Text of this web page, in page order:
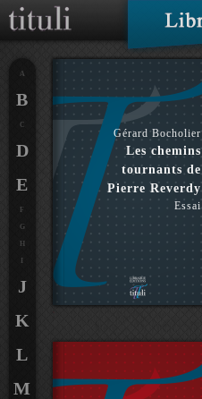
Gérard Bocholier
Les chemins
tournants de
Pierre Reverdy
Essai
A
B
C
D
E
F
G
H
J
K
L
M